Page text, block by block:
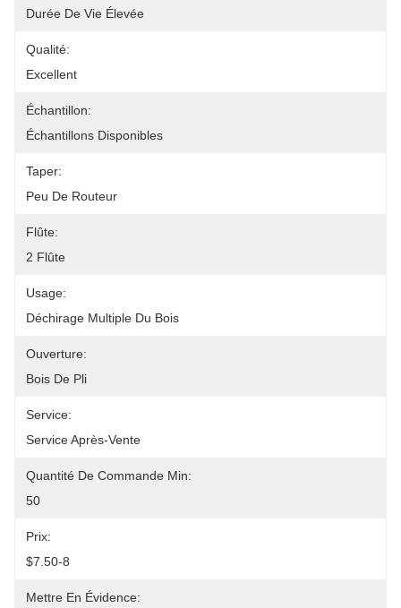
Durée De Vie Élevée
Qualité:
Excellent
Échantillon:
Échantillons Disponibles
Taper:
Peu De Routeur
Flûte:
2 Flûte
Usage:
Déchirage Multiple Du Bois
Ouverture:
Bois De Pli
Service:
Service Après-Vente
Quantité De Commande Min:
50
Prix:
$7.50-8
Mettre En Évidence: